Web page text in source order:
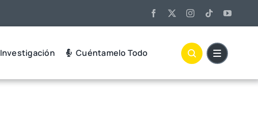
Investigación Cuéntamelo Todo